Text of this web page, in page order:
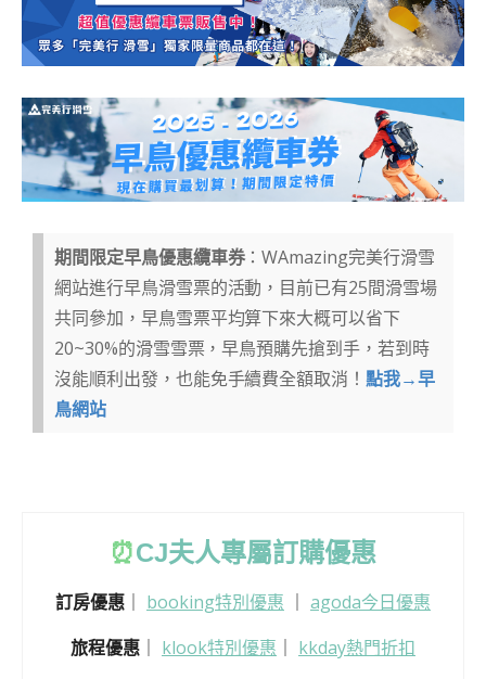
期間限定早鳥優惠纜車券：WAmazing完美行滑雪
網站進行早鳥滑雪票的活動，目前已有25間滑雪場
共同參加，早鳥雪票平均算下來大概可以省下
20~30%的滑雪雪票，早鳥預購先搶到手，若到時
沒能順利出發，也能免手續費全額取消！點我→早
鳥網站
⏰CJ夫人專屬訂購優惠
訂房優惠 booking特別優惠
agoda今日優惠
旅程優惠
klook特別優惠
kkday熱門折扣